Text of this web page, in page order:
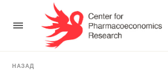
НАЗАД